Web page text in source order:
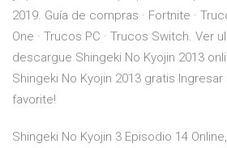
2019. Guía de compras · Fortnite ·
One · Trucos PC · Trucos Switch. Ver
descargue Shingeki No Kyojin 2013
Shingeki No Kyojin 2013 gratis
favorite!
Shingeki No Kyojin 3 Episodio 14